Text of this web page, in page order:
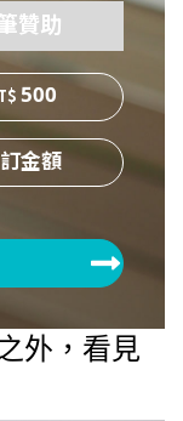
贊助
500
外，看見